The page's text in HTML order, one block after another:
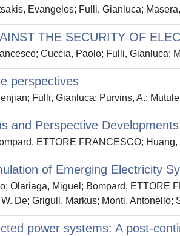
Evangelos; Fulli, Gianluca;
THE SECURITY OF
Cuccia, Paolo; Fulli, Gianluca;
perspectives
Fulli, Gianluca; Purvins, A.;
and Perspective Developments
ETTORE FRANCESCO; Huang,
of Emerging Electricity
Olariaga, Miguel; Bompard, ETTORE
De; Grigull, Markus; Monti, Antonello;
power systems: A post-